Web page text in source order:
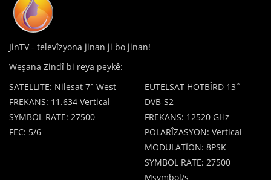
JinTV - televîzyona jinan ji bo jinan!
Weşana Zindî bi reya peykê:
SATELLITE: Nilesat 7° West
FREKANS: 11.634 Vertical
SYMBOL RATE: 27500
FEC: 5/6
EUTELSAT HOTBÎRD 13˚
DVB-S2
FREKANS: 12520 GHz
POLARÎZASYON: Vertical
MODULATÎON: 8PSK
SYMBOL RATE: 27500
Msymbol/s